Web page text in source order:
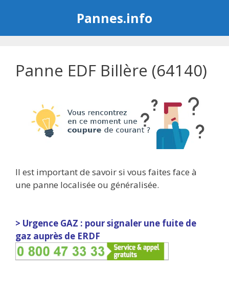
Pannes.info
Panne EDF Billère (64140)
Il est important de savoir si vous faites face à
une panne localisée ou généralisée.
> Urgence GAZ : pour signaler une fuite de
gaz auprès de ERDF